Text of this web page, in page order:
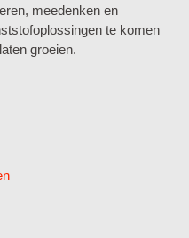
meedenken en
te komen
groeien.